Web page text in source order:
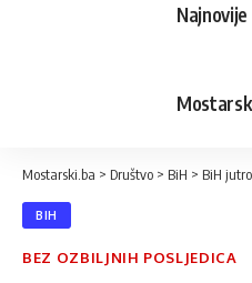
Najnovije
Mostarski.ba > Društvo > BiH > BiH
BIH
BEZ OZBILJNIH POSLJEDICA